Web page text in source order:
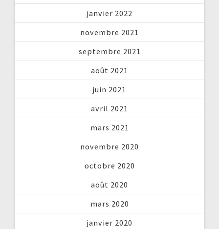
janvier 2022
novembre 2021
septembre 2021
août 2021
juin 2021
avril 2021
mars 2021
novembre 2020
octobre 2020
août 2020
mars 2020
janvier 2020